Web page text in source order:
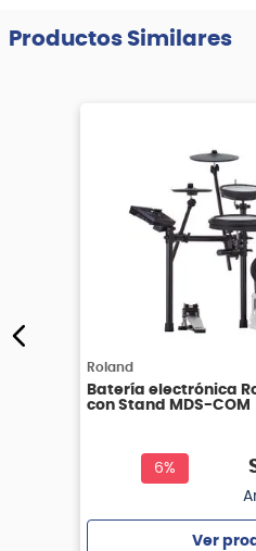
Productos Similares
Roland
Batería electrónica
con Stand MDS-COM
6%
Ver